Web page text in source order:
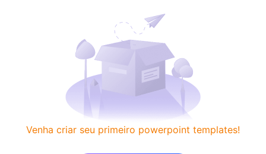
Venha criar seu primeiro powerpoint templates!